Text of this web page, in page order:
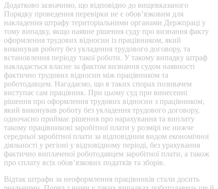
Додатково зазначимо, що відповідно до вищевказаного
Порядку проведення перевірки не є обов’язковим для
накладення штрафу територіальними органами Держпраці у
тому випадку, якщо наявне рішення суду про визнання факту
оформлення трудових відносин із працівником, який
виконував роботу без укладення трудового договору, та
встановлення періоду такої роботи. У такому випадку штраф
накладається власне за фактом визнання судом наявності
фактично трудових відносин між працівником та
роботодавцем. Нагадаємо, що в таких спорах позивачем
виступає сам працівник. При цьому суд при винесенні
рішення про оформлення трудових відносин з працівником,
який виконував роботу без укладення трудового договору,
одночасно приймає рішення про нарахування та виплату
такому працівникові заробітної плати у розмірі не нижче
середньої заробітної плати за відповідним видом економічної
діяльності у регіоні у відповідному періоді, без урахування
фактично виплаченої роботодавцем заробітної плати, а також
про сплату всіх обов’язкових податків та зборів.
Відтак штрафи за неоформлення працівників стали досить